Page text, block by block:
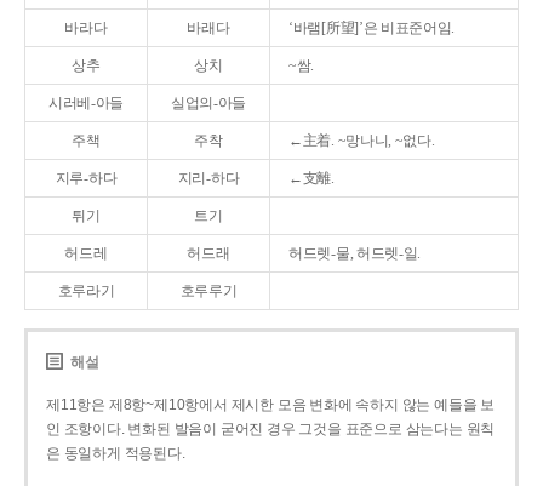
바라다 바래다 ‘바램[所望]’은 비표준어임.
상추 상치 ~쌈.
시러베-아들 실업의-아들
주책 주착 ←主着. ~망나니, ~없다.
지루-하다 지리-하다 ←支離.
튀기 트기
허드레 허드래 허드렛-물, 허드렛-일.
호루라기 호루루기
해설
제11항은 제8항~제10항에서 제시한 모음 변화에 속하지 않는 예들을 보
인 조항이다. 변화된 발음이 굳어진 경우 그것을 표준으로 삼는다는 원칙
은 동일하게 적용된다.